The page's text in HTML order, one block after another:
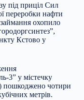
під приціл Сил
переробки нафти
охопило
Кстово у
3” у містечку
пошкоджено чотири
метрів.